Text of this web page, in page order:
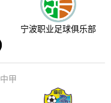
宁波职业足球俱乐部
中甲